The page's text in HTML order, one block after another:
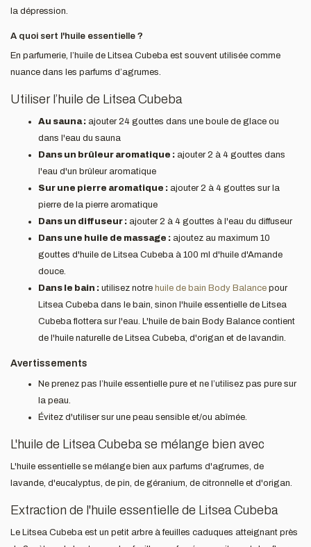
la dépression.
A quoi sert l'huile essentielle ?
En parfumerie, l’huile de Litsea Cubeba est souvent utilisée comme
nuance dans les parfums d’agrumes.
Utiliser l’huile de Litsea Cubeba
Au sauna : ajouter 24 gouttes dans une boule de glace ou
dans l'eau du sauna
Dans un brûleur aromatique : ajouter 2 à 4 gouttes dans
l'eau d'un brûleur aromatique
Sur une pierre aromatique : ajouter 2 à 4 gouttes sur la
pierre de la pierre aromatique
Dans un diffuseur : ajouter 2 à 4 gouttes à l'eau du diffuseur
Dans une huile de massage : ajoutez au maximum 10
gouttes d'huile de Litsea Cubeba à 100 ml d'huile d'Amande
douce.
Dans le bain : utilisez notre huile de bain Body Balance pour
Litsea Cubeba dans le bain, sinon l'huile essentielle de Litsea
Cubeba flottera sur l'eau. L'huile de bain Body Balance contient
de l'huile naturelle de Litsea Cubeba, d'origan et de lavandin.
Avertissements
Ne prenez pas l’huile essentielle pure et ne l’utilisez pas pure sur
la peau.
Évitez d'utiliser sur une peau sensible et/ou abîmée.
L'huile de Litsea Cubeba se mélange bien avec
L'huile essentielle se mélange bien aux parfums d'agrumes, de
lavande, d'eucalyptus, de pin, de géranium, de citronnelle et d'origan.
Extraction de l'huile essentielle de Litsea Cubeba
Le Litsea Cubeba est un petit arbre à feuilles caduques atteignant près